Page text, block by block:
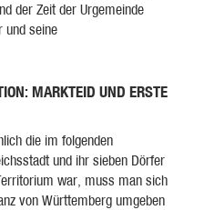
der Zeit der Urgemeinde
und seine
MARKTEID UND ERSTE
die im folgenden
und ihr sieben Dörfer
war, muss man sich
von Württemberg umgeben